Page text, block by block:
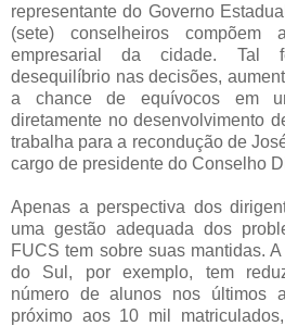
representante do Governo
(sete) conselheiros
empresarial da cidade. Tal
desequilíbrio nas decisões,
a chance de equívocos em
diretamente no desenvolvimento
trabalha para a recondução de
cargo de presidente do Conselho
Apenas a perspectiva dos
uma gestão adequada dos
FUCS tem sobre suas mantidas.
do Sul, por exemplo, tem
número de alunos nos últimos
próximo aos 10 mil